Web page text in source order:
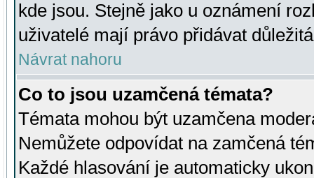
kde jsou. Stejně jako u oznámení
uživatelé mají právo přidávat
Návrat nahoru
Co to jsou uzamčená témata?
Témata mohou být uzamčena
Nemůžete odpovídat na zamčená
Každé hlasování je automaticky